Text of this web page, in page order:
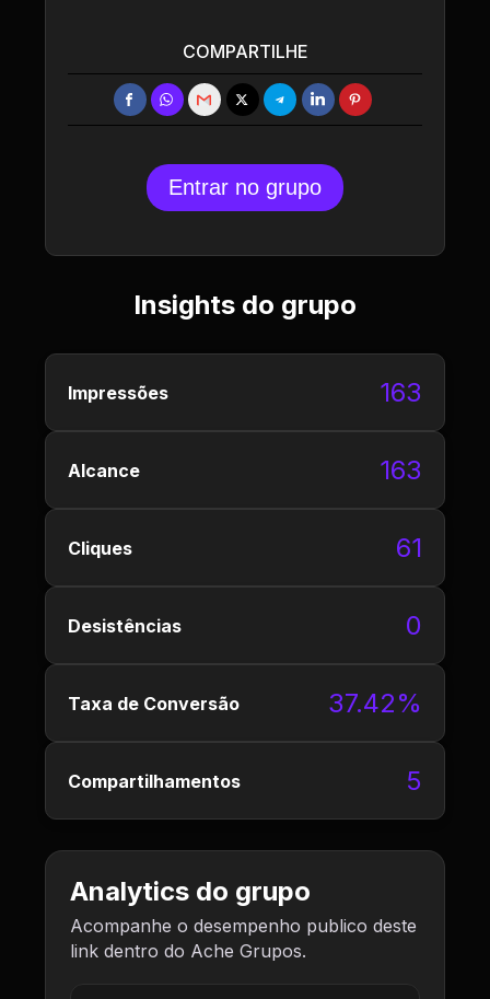
COMPARTILHE
Entrar no grupo
Insights do grupo
Impressões 163
Alcance 163
Cliques 61
Desistências 0
Taxa de Conversão 37.42%
Compartilhamentos 5
Analytics do grupo
Acompanhe o desempenho publico deste
link dentro do Ache Grupos.